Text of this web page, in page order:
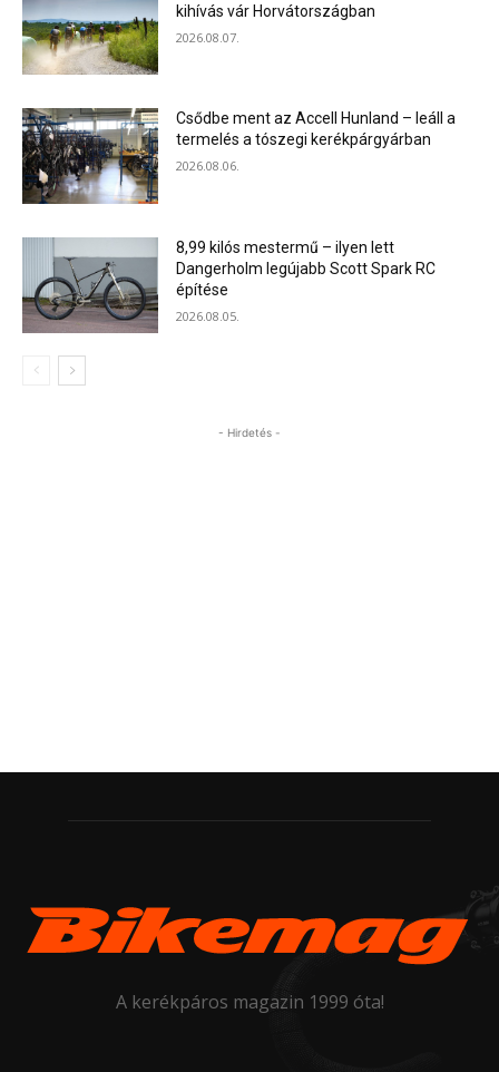
kihívás vár Horvátországban
2026.08.07.
Csődbe ment az Accell Hunland – leáll a
termelés a tószegi kerékpárgyárban
2026.08.06.
8,99 kilós mestermű – ilyen lett
Dangerholm legújabb Scott Spark RC
építése
2026.08.05.
- Hirdetés -
A kerékpáros magazin 1999 óta!